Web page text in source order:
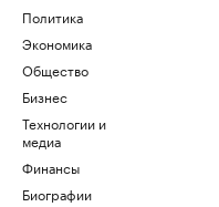
Политика
Экономика
Общество
Бизнес
Технологии и
медиа
Финансы
Биографии